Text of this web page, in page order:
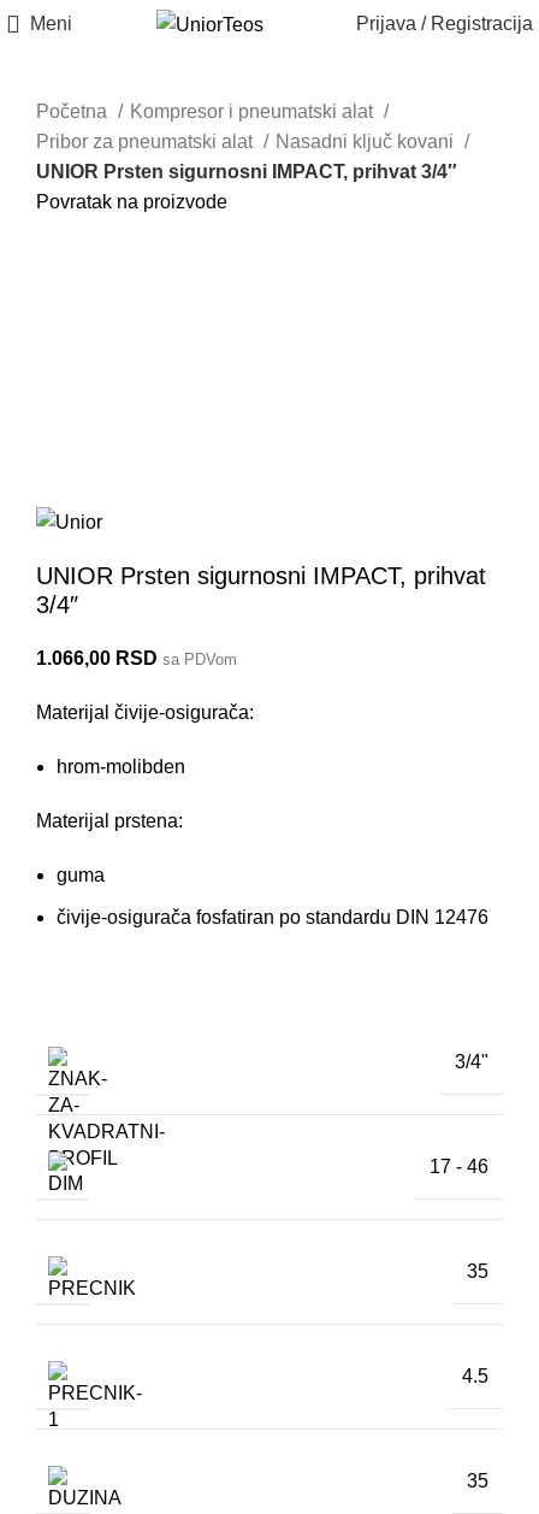
Meni Prijava / Registracija
Početna
Kompresor i pneumatski alat
Pribor za pneumatski alat
Nasadni ključ kovani
UNIOR Prsten sigurnosni IMPACT, prihvat 3/4″
Povratak na proizvode
UNIOR Prsten sigurnosni IMPACT, prihvat
3/4″
1.066,00 RSD sa PDVom
Materijal čivije-osigurača:
hrom-molibden
Materijal prstena:
guma
čivije-osigurača fosfatiran po standardu DIN 12476
3/4"
17 - 46
35
4.5
35